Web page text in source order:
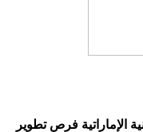
الإماراتية فرص تطوير